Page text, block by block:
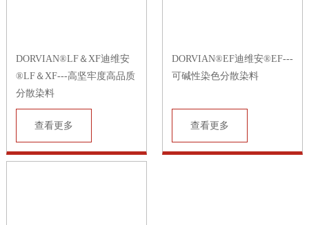
DORVIAN®LF＆XF迪维安
®LF＆XF---高坚牢度高品质
分散染料
查看更多
DORVIAN®EF迪维安®EF---
可碱性染色分散染料
查看更多